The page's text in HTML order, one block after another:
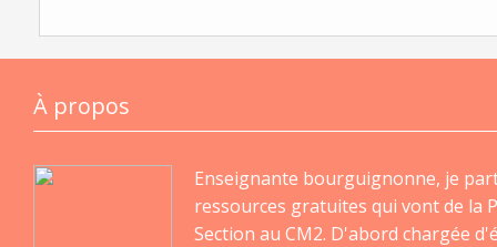
À propos
Enseignante bourguignonne, je
ressources gratuites qui vont de la
Section au CM2. D'abord chargée